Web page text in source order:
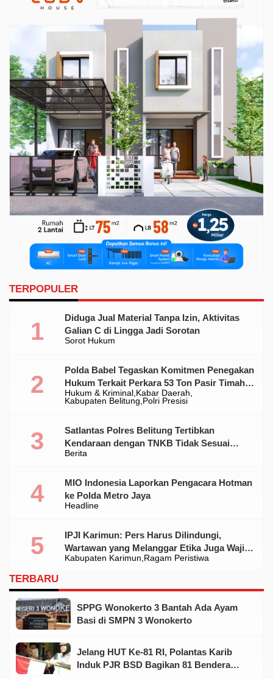
TERPOPULER
Sorot Hukum
Diduga Jual Material Tanpa Izin, Aktivitas
Galian C di Lingga Jadi Sorotan
Hukum & Kriminal Kabar Daerah
Kabupaten Belitung Polri Presisi
Polda Babel Tegaskan Komitmen Penegakan
Hukum Terkait Perkara 53 Ton Pasir Timah
Ilegal Di Belitung
Berita
Satlantas Polres Belitung Tertibkan
Kendaraan dengan TNKB Tidak Sesuai
Standar
Headline
MIO Indonesia Laporkan Pengacara Hotman
ke Polda Metro Jaya
Kabupaten Karimun Ragam Peristiwa
IPJI Karimun: Pers Harus Dilindungi,
Wartawan yang Melanggar Etika Juga Wajib
Dikoreksi
TERBARU
SPPG Wonokerto 3 Bantah Ada Ayam
Basi di SMPN 3 Wonokerto
Jelang HUT Ke-81 RI, Polantas Karib
Induk PJR BSD Bagikan 81 Bendera